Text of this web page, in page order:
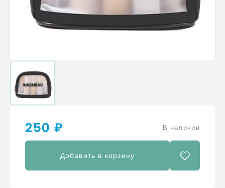
250 ₽ В наличии
Добавить в корзину